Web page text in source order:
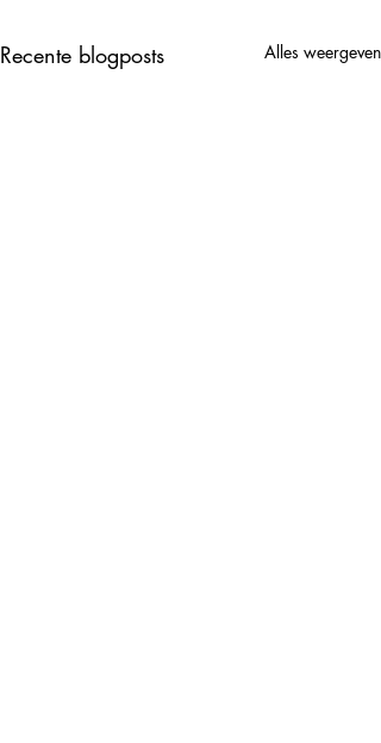
Recente blogposts Alles weergeven